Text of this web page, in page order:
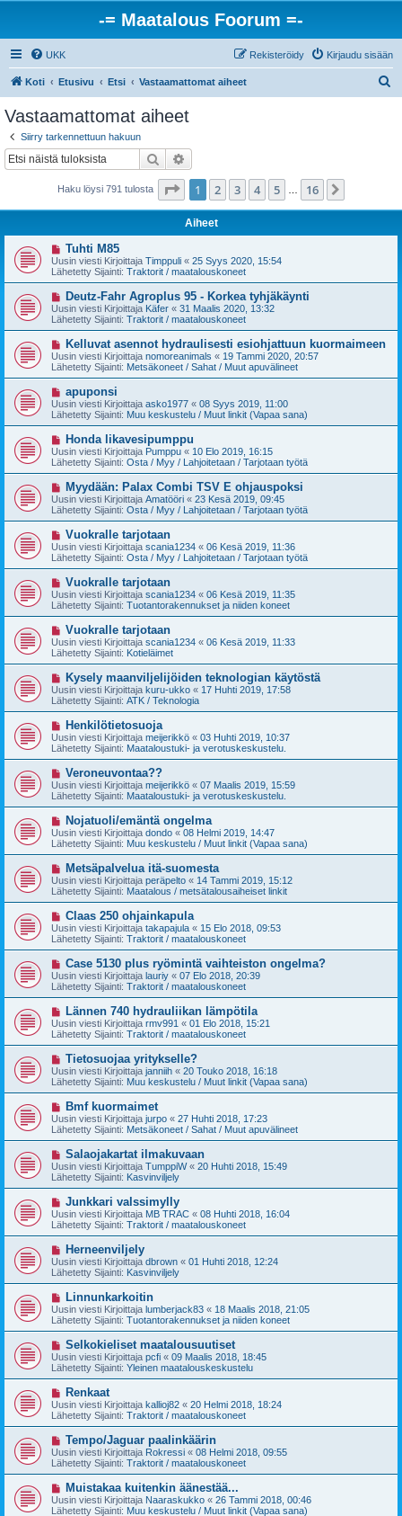
-= Maatalous Foorum =-
UKK Kirjaudu sisään
Rekisteröidy
Koti Etusivu Etsi Vastaamattomat aiheet
Vastaamattomat aiheet
Siirry tarkennettuun hakuun
Etsi
Haku löysi 791 tulosta Sivu /16
1 2 3 4 5 16
Aiheet
U
u
s
i
v
e
s
t
Tuhti M85
Uusin viesti Kirjoittaja Timppuli « 25 Syys 2020, 15:54
Lähetetty Sijainti: Traktorit / maatalouskoneet
U
u
s
i
v
e
s
t
Deutz-Fahr Agroplus 95 - Korkea tyhjäkäynti
Uusin viesti Kirjoittaja Käfer « 31 Maalis 2020, 13:32
Lähetetty Sijainti: Traktorit / maatalouskoneet
U
u
s
i
e
s
t
Kelluvat asennot hydraulisesti esiohjattuun kuormaimeen
Uusin viesti Kirjoittaja nomoreanimals « 19 Tammi 2020, 20:57
Lähetetty Sijainti: Metsäkoneet / Sahat / Muut apuvälineet
U
u
s
i
v
e
s
t
apuponsi
Uusin viesti Kirjoittaja asko1977 « 08 Syys 2019, 11:00
Lähetetty Sijainti: Muu keskustelu / Muut linkit (Vapaa sana)
U
u
s
i
v
e
s
t
Honda likavesipumppu
Uusin viesti Kirjoittaja Pumppu « 10 Elo 2019, 16:15
Lähetetty Sijainti: Osta / Myy / Lahjoitetaan / Tarjotaan työtä
U
u
s
i
v
e
s
t
Myydään: Palax Combi TSV E ohjauspoksi
Uusin viesti Kirjoittaja Amatööri « 23 Kesä 2019, 09:45
Lähetetty Sijainti: Osta / Myy / Lahjoitetaan / Tarjotaan työtä
U
u
s
i
v
e
s
t
Vuokralle tarjotaan
Uusin viesti Kirjoittaja scania1234 « 06 Kesä 2019, 11:36
Lähetetty Sijainti: Osta / Myy / Lahjoitetaan / Tarjotaan työtä
U
u
s
i
v
e
s
t
Vuokralle tarjotaan
Uusin viesti Kirjoittaja scania1234 « 06 Kesä 2019, 11:35
Lähetetty Sijainti: Tuotantorakennukset ja niiden koneet
U
u
s
i
v
e
s
t
Vuokralle tarjotaan
Uusin viesti Kirjoittaja scania1234 « 06 Kesä 2019, 11:33
Lähetetty Sijainti: Kotieläimet
U
u
s
i
v
e
s
t
Kysely maanviljelijöiden teknologian käytöstä
Uusin viesti Kirjoittaja kuru-ukko « 17 Huhti 2019, 17:58
Lähetetty Sijainti: ATK / Teknologia
U
u
s
i
v
e
s
t
Henkilötietosuoja
Uusin viesti Kirjoittaja meijerikkö « 03 Huhti 2019, 10:37
Lähetetty Sijainti: Maataloustuki- ja verotuskeskustelu.
U
u
s
i
v
e
s
t
Veroneuvontaa??
Uusin viesti Kirjoittaja meijerikkö « 07 Maalis 2019, 15:59
Lähetetty Sijainti: Maataloustuki- ja verotuskeskustelu.
U
u
s
i
v
e
s
t
Nojatuoli/emäntä ongelma
Uusin viesti Kirjoittaja dondo « 08 Helmi 2019, 14:47
Lähetetty Sijainti: Muu keskustelu / Muut linkit (Vapaa sana)
U
u
s
i
e
s
t
Metsäpalvelua itä-suomesta
Uusin viesti Kirjoittaja peräpelto « 14 Tammi 2019, 15:12
Lähetetty Sijainti: Maatalous / metsätalousaiheiset linkit
U
u
s
i
e
s
t
Claas 250 ohjainkapula
Uusin viesti Kirjoittaja takapajula « 15 Elo 2018, 09:53
Lähetetty Sijainti: Traktorit / maatalouskoneet
U
u
s
i
v
e
s
t
Case 5130 plus ryömintä vaihteiston ongelma?
Uusin viesti Kirjoittaja lauriy « 07 Elo 2018, 20:39
Lähetetty Sijainti: Traktorit / maatalouskoneet
U
u
s
i
v
e
s
t
Lännen 740 hydrauliikan lämpötila
Uusin viesti Kirjoittaja rmv991 « 01 Elo 2018, 15:21
Lähetetty Sijainti: Traktorit / maatalouskoneet
U
u
s
i
v
e
s
t
Tietosuojaa yritykselle?
Uusin viesti Kirjoittaja janniih « 20 Touko 2018, 16:18
Lähetetty Sijainti: Muu keskustelu / Muut linkit (Vapaa sana)
U
u
s
i
v
e
s
t
Bmf kuormaimet
Uusin viesti Kirjoittaja jurpo « 27 Huhti 2018, 17:23
Lähetetty Sijainti: Metsäkoneet / Sahat / Muut apuvälineet
U
u
s
i
e
s
t
Salaojakartat ilmakuvaan
Uusin viesti Kirjoittaja TumppiW« 20 Huhti 2018, 15:49
Lähetetty Sijainti: Kasvinviljely
U
u
s
i
v
e
s
t
Junkkari valssimylly
Uusin viesti Kirjoittaja MB TRAC « 08 Huhti 2018, 16:04
Lähetetty Sijainti: Traktorit / maatalouskoneet
U
u
s
i
v
e
s
t
Herneenviljely
Uusin viesti Kirjoittaja dbrown « 01 Huhti 2018, 12:24
Lähetetty Sijainti: Kasvinviljely
U
u
s
i
v
e
s
t
Linnunkarkoitin
Uusin viesti Kirjoittaja lumberjack83 « 18 Maalis 2018, 21:05
Lähetetty Sijainti: Tuotantorakennukset ja niiden koneet
U
u
s
i
v
e
s
t
Selkokieliset maatalousuutiset
Uusin viesti Kirjoittaja pcfi « 09 Maalis 2018, 18:45
Lähetetty Sijainti: Yleinen maatalouskeskustelu
U
u
s
i
v
e
s
t
Renkaat
Uusin viesti Kirjoittaja kallioj82 « 20 Helmi 2018, 18:24
Lähetetty Sijainti: Traktorit / maatalouskoneet
U
u
s
i
v
e
s
Tempo/Jaguar paalinkäärin
Uusin viesti Kirjoittaja Rokressi « 08 Helmi 2018, 09:55
Lähetetty Sijainti: Traktorit / maatalouskoneet
U
u
s
Muistakaa kuitenkin äänestää...
Uusin viesti Kirjoittaja Naaraskukko « 26 Tammi 2018, 00:46
Lähetetty Sijainti: Muu keskustelu / Muut linkit (Vapaa sana)